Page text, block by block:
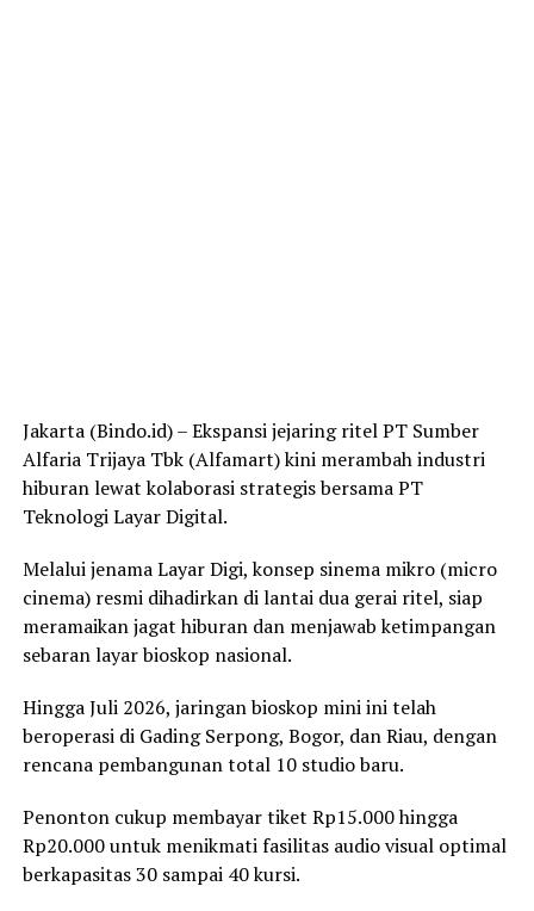
Jakarta (Bindo.id) – Ekspansi jejaring ritel PT Sumber
Alfaria Trijaya Tbk (Alfamart) kini merambah industri
hiburan lewat kolaborasi strategis bersama PT
Teknologi Layar Digital.
Melalui jenama Layar Digi, konsep sinema mikro (micro
cinema) resmi dihadirkan di lantai dua gerai ritel, siap
meramaikan jagat hiburan dan menjawab ketimpangan
sebaran layar bioskop nasional.
Hingga Juli 2026, jaringan bioskop mini ini telah
beroperasi di Gading Serpong, Bogor, dan Riau, dengan
rencana pembangunan total 10 studio baru.
Penonton cukup membayar tiket Rp15.000 hingga
Rp20.000 untuk menikmati fasilitas audio visual optimal
berkapasitas 30 sampai 40 kursi.